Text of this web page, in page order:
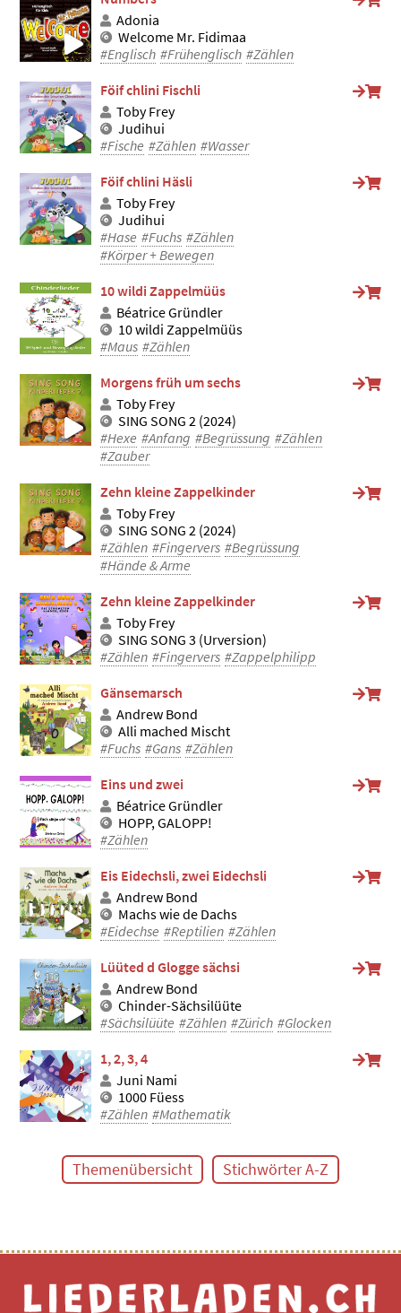
Adonia
Welcome Mr. Fidimaa
#Englisch #Frühenglisch #Zählen
Föif chlini Fischli
Toby Frey
Judihui
#Fische #Zählen #Wasser
Föif chlini Häsli
Toby Frey
Judihui
#Hase #Fuchs #Zählen
#Körper + Bewegen
10 wildi Zappelmüüs
Béatrice Gründler
10 wildi Zappelmüüs
#Maus #Zählen
Morgens früh um sechs
Toby Frey
SING SONG 2 (2024)
#Hexe #Anfang #Begrüssung #Zählen
#Zauber
Zehn kleine Zappelkinder
Toby Frey
SING SONG 2 (2024)
#Zählen #Fingervers #Begrüssung
#Hände & Arme
Zehn kleine Zappelkinder
Toby Frey
SING SONG 3 (Urversion)
#Zählen #Fingervers #Zappelphilipp
Gänsemarsch
Andrew Bond
Alli mached Mischt
#Fuchs #Gans #Zählen
Eins und zwei
Béatrice Gründler
HOPP, GALOPP!
#Zählen
Eis Eidechsli, zwei Eidechsli
Andrew Bond
Machs wie de Dachs
#Eidechse #Reptilien #Zählen
Lüüted d Glogge sächsi
Andrew Bond
Chinder-Sächsilüüte
#Sächsilüüte #Zählen #Zürich #Glocken
1, 2, 3, 4
Juni Nami
1000 Füess
#Zählen #Mathematik
Themenübersicht Stichwörter A-Z